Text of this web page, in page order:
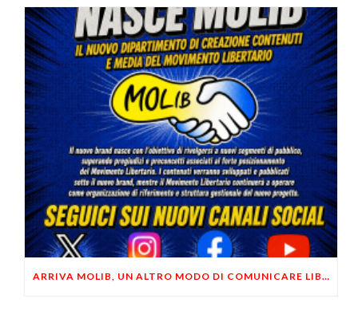
ARRIVA MOLIB, UN ALTRO MODO DI COMUNICARE LIBERTARIO